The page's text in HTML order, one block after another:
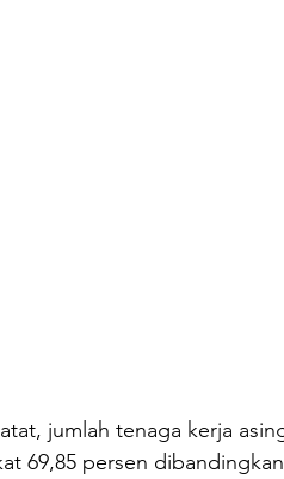
69,85 persen dibandingkan